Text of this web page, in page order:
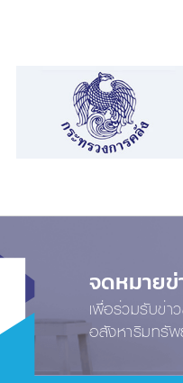
จดหมายข่
เพื่อร่วมรับข่า
อสังหาริมทรั